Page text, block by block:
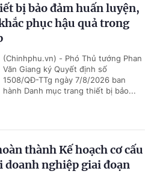
bị bảo đảm huấn luyện,
phục hậu quả trong
(Chinhphu.vn) - Phó Thủ tướng Phan
Văn Giang ký Quyết định số
1508/QĐ-TTg ngày 7/8/2026 ban
hành Danh mục trang thiết bị bảo...
thành Kế hoạch cơ cấu
doanh nghiệp giai đoạn